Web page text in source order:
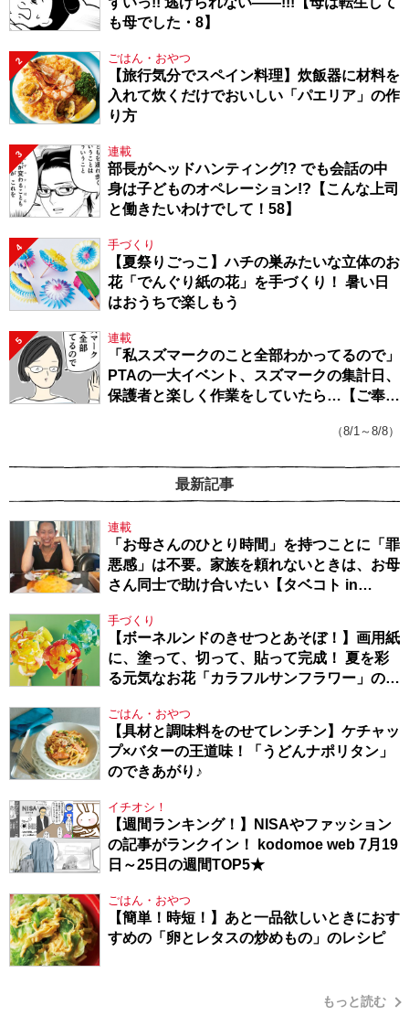
も母でした・8】
2 ごはん・おやつ
【旅行気分でスペイン料理】炊飯器に材料を
入れて炊くだけでおいしい「パエリア」の作
り方
3 連載
部長がヘッドハンティング!? でも会話の中
身は子どものオペレーション!?【こんな上司
と働きたいわけでして！58】
4 手づくり
【夏祭りごっこ】ハチの巣みたいな立体のお
花「でんぐり紙の花」を手づくり！ 暑い日
はおうちで楽しもう
5 連載
「私スズマークのこと全部わかってるので」
PTAの一大イベント、スズマークの集計日、
保護者と楽しく作業をしていたら…【ご奉仕
（8/1～8/8）
最新記事
連載
「お母さんのひとり時間」を持つことに「罪
悪感」は不要。家族を頼れないときは、お母
さん同士で助け合いたい【タベコト in
手づくり
【ボーネルンドのきせつとあそぼ！】画用紙
に、塗って、切って、貼って完成！ 夏を彩
る元気なお花「カラフルサンフラワー」の作
ごはん・おやつ
【具材と調味料をのせてレンチン】ケチャッ
プ×バターの王道味！「うどんナポリタン」
のできあがり♪
イチオシ！
【週間ランキング！】NISAやファッション
の記事がランクイン！ kodomoe web 7月19
日～25日の週間TOP5★
ごはん・おやつ
【簡単！時短！】あと一品欲しいときにおす
すめの「卵とレタスの炒めもの」のレシピ
もっと読む